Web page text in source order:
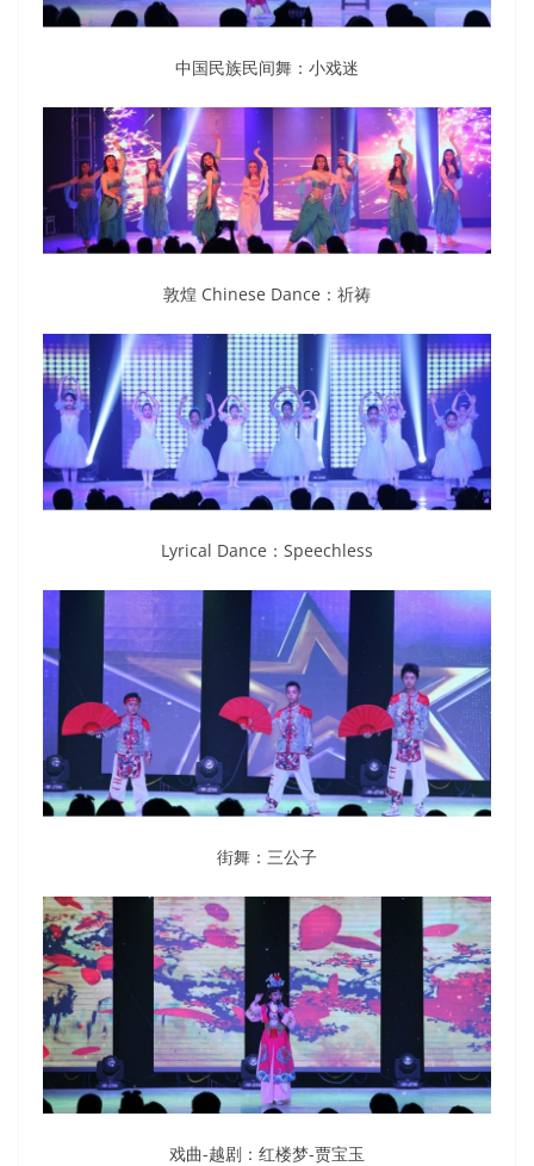
中国民族民间舞：小戏迷
敦煌 Chinese Dance：祈祷
Lyrical Dance：Speechless
街舞：三公子
戏曲-越剧：红楼梦-贾宝玉